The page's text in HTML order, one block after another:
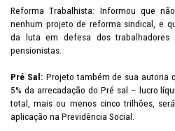
Reforma Trabalhista: Informou que
nenhum projeto de reforma sindical, e
da luta em defesa dos trabalhadores
pensionistas.
Pré Sal: Projeto também de sua autoria
5% da arrecadação do Pré sal – lucro
total, mais ou menos cinco trilhões,
aplicação na Previdência Social.